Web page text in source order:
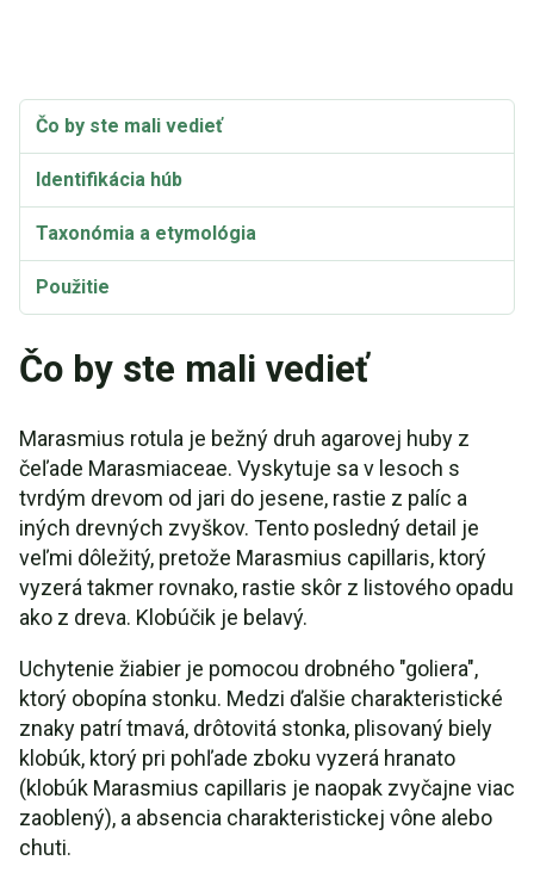
Čo by ste mali vedieť
Identifikácia húb
Taxonómia a etymológia
Použitie
Čo by ste mali vedieť
Marasmius rotula je bežný druh agarovej huby z
čeľade Marasmiaceae. Vyskytuje sa v lesoch s
tvrdým drevom od jari do jesene, rastie z palíc a
iných drevných zvyškov. Tento posledný detail je
veľmi dôležitý, pretože Marasmius capillaris, ktorý
vyzerá takmer rovnako, rastie skôr z listového opadu
ako z dreva. Klobúčik je belavý.
Uchytenie žiabier je pomocou drobného "goliera",
ktorý obopína stonku. Medzi ďalšie charakteristické
znaky patrí tmavá, drôtovitá stonka, plisovaný biely
klobúk, ktorý pri pohľade zboku vyzerá hranato
(klobúk Marasmius capillaris je naopak zvyčajne viac
zaoblený), a absencia charakteristickej vône alebo
chuti.